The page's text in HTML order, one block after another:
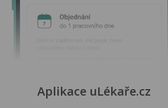
Aplikace uLékaře.cz